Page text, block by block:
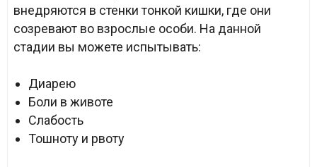
внедряются в стенки тонкой кишки, где они
созревают во взрослые особи. На данной
стадии вы можете испытывать:
Диарею
Боли в животе
Слабость
Тошноту и рвоту